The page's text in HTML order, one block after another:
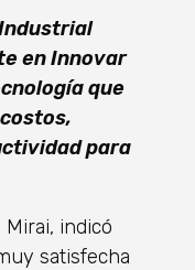
en Innovar
que
para
indicó
satisfecha